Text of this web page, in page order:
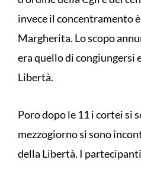
invece il concentramento
Margherita. Lo scopo
era quello di congiungersi
Libertà.
Poro dopo le 11 i cortei si
mezzogiorno si sono
della Libertà. I